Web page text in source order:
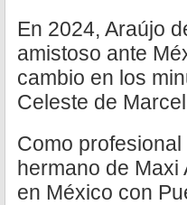
En 2024, Araújo
amistoso ante
cambio en los
Celeste de
Como
hermano de Maxi
en México con